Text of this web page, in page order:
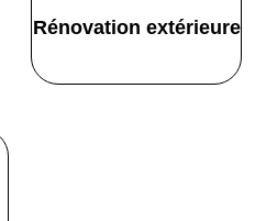
Rénovation extérieure